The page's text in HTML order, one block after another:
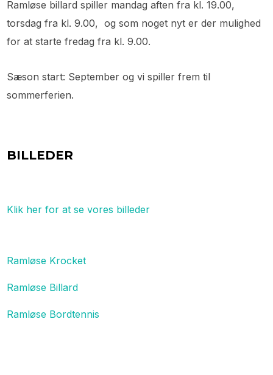
Ramløse billard spiller mandag aften fra kl. 19.00,
torsdag fra kl. 9.00, og som noget nyt er der mulighed
for at starte fredag fra kl. 9.00.
Sæson start: September og vi spiller frem til
sommerferien.
BILLEDER
Klik her for at se vores billeder
Ramløse Krocket
Ramløse Billard
Ramløse Bordtennis